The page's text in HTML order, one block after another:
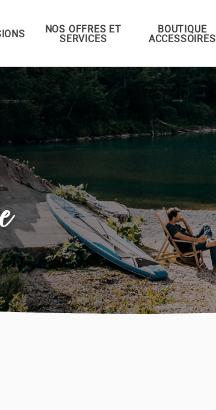
NOS OFFRES ET
SERVICES
BOUTIQUE
ACCESSOIRES